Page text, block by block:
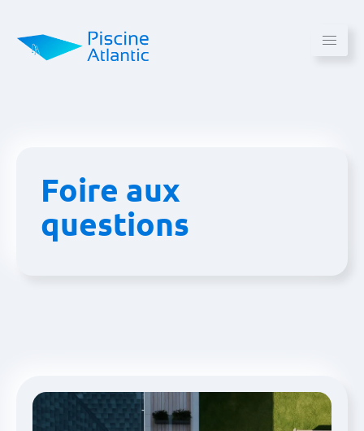
Foire aux
questions